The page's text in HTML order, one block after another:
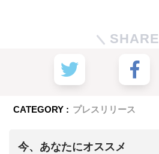
SHARE
CATEGORY : プレスリリース
今、あなたにオススメ